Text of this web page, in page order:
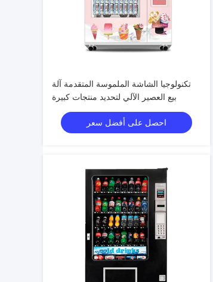
تكنولوجيا الشاشة الملموسة المتقدمة آلة
بيع العصير الآلي لتحديد منتجات كبيرة
احصل على أفضل سعر